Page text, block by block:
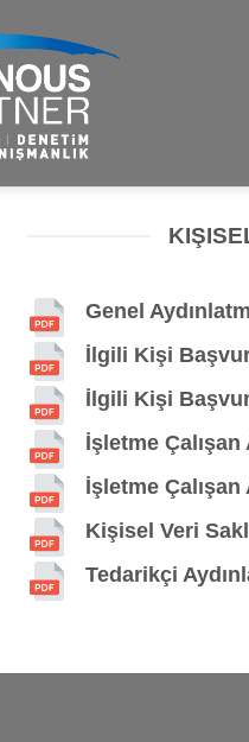
Genel
İlgili Kişi
İlgili Kişi
İşletme Çalışan
İşletme Çalışan
Kişisel Veri
Tedarikçi